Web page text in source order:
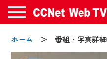
ホーム ＞ 番組・写真詳細